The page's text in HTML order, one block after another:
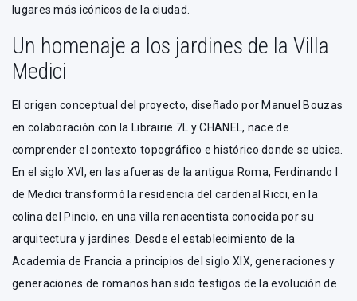
lugares más icónicos de la ciudad.
Un homenaje a los jardines de la Villa
Medici
El origen conceptual del proyecto, diseñado por Manuel Bouzas
en colaboración con la Librairie 7L y CHANEL, nace de
comprender el contexto topográfico e histórico donde se ubica.
En el siglo XVI, en las afueras de la antigua Roma, Ferdinando I
de Medici transformó la residencia del cardenal Ricci, en la
colina del Pincio, en una villa renacentista conocida por su
arquitectura y jardines. Desde el establecimiento de la
Academia de Francia a principios del siglo XIX, generaciones y
generaciones de romanos han sido testigos de la evolución de